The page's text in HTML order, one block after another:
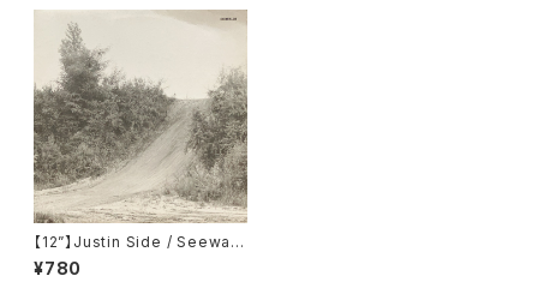
【12”】Justin Side / Seewald
e (Acker Records) (ACKER
RECORDS 18)
¥780